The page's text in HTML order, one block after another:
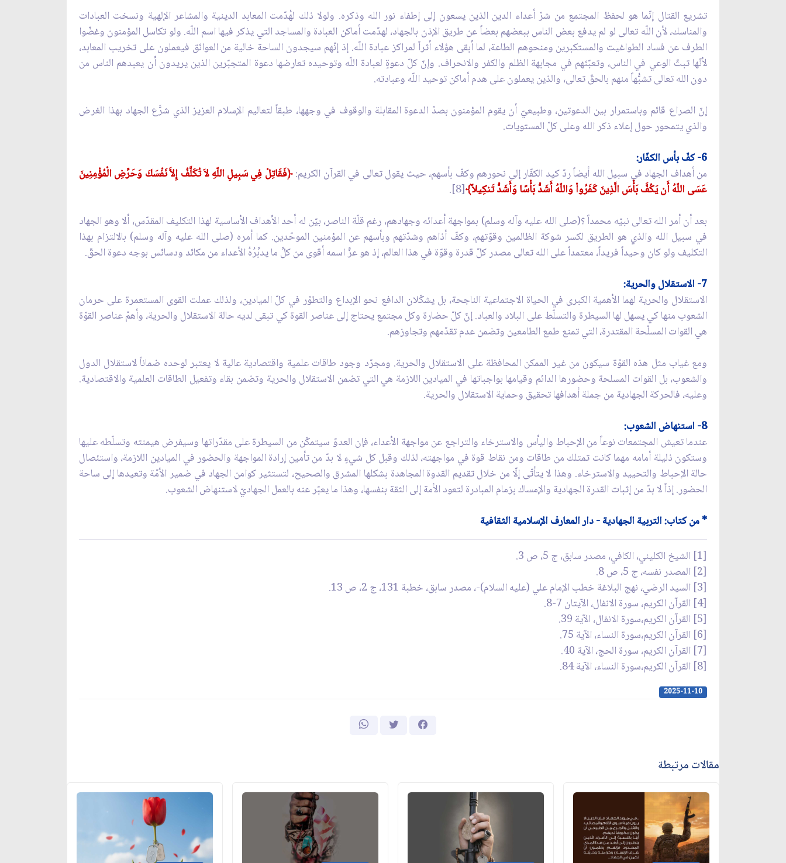
تشريع القتال إنّما هو لحفظ المجتمع من شرّ أعداء الدين الذين يسعون إلى إطفاء نور الله وذكره. ولولا ذلك لهُدّمت المعابد الدينية والمشاعر الإلهية ونسخت العبادات
والمناسك، لأن اللّه تعالى لو لم يدفع بعض الناس ببعضهم بعضاً عن طريق الإذن بالجهاد، لهدّمت أماكن العبادة والمساجد التي يذكر فيها اسم اللّه. ولو تكاسل المؤمنون وغضّوا
الطرف عن فساد الطواغيت والمستكبرين ومنحوهم الطاعة، لما أبقى هؤلاء أثراً لمراكز عبادة اللّه. إذ إنّهم سيجدون الساحة خالية من العوائق فيعملون على تخريب المعابد،
لأنّها تبثّ الوعي في الناس، وتعبّئهم في مجابهة الظلم والكفر والانحراف. وإنّ كلّ دعوةٍ لعبادة اللّه وتوحيده تعارضها دعوة المتجبّرين الذين يريدون أن يعبدهم الناس من
دون الله تعالى تشبُّهاً منهم بالحقّ تعالى، والذين يعملون على هدم أماكن توحيد اللّه وعبادته.
إنّ الصراع قائم وباستمرار بين الدعوتين، وطبيعيّ أن يقوم المؤمنون بصدّ الدعوة المقابلة والوقوف في وجهها، طبقاً لتعاليم الإسلام العزيز الذي شرَّع الجهاد بهذا الغرض
والذي يتمحور حول إعلاء ذكر الله وعلى كلّ المستويات.
6- كفّ بأس الكفّار:
من أهداف الجهاد في سبيل الله أيضاً ردّ كيد الكفّار إلى نحورهم وكفّ بأسهم، حيث يقول تعالى في القرآن الكريم:﴿فَقَاتِلْ فِي سَبِيلِ اللّهِ لاَ تُكَلَّفُ إِلاَّ نَفْسَكَ وَحَرِّضِ الْمُؤْمِنِينَ
عَسَى اللّهُ أَن يَكُفَّ بَأْسَ الَّذِينَ كَفَرُواْ وَاللّهُ أَشَدُّ بَأْسًا وَأَشَدُّ تَنكِيلاً﴾[8].
بعد أن أمر الله تعالى نبيّه محمداً ؟(صلى الله عليه وآله وسلم) بمواجهة أعدائه وجهادهم، رغم قلّة الناصر، بيّن له أحد الأهداف الأساسية لهذا التكليف المقدّس، ألا وهو الجهاد
في سبيل الله والذي هو الطريق لكسر شوكة الظالمين وقوّتهم، وكفّ أذاهم وشدّتهم وبأسهم عن المؤمنين الموحّدين. كما أمره (صلى الله عليه وآله وسلم) بالالتزام بهذا
التكليف ولو كان وحيداً فريداً، معتمداً على الله تعالى مصدر كلّ قدرة وقوّة في هذا العالم، إذ هو عزَّ اسمه أقوى من كلِّ ما يدبِّرُهُ الأعداء من مكائد ودسائس بوجه دعوة الحقّ.
7- الاستقلال والحرية:
الاستقلال والحرية لهما الأهمية الكبرى في الحياة الاجتماعية الناجحة، بل يشكّلان الدافع نحو الإبداع والتطوّر في كلّ الميادين، ولذلك عملت القوى المستعمرة على حرمان
الشعوب منها كي يسهل لها السيطرة والتسلّط على البلاد والعباد. إنّ كلّ حضارة وكل مجتمع يحتاج إلى عناصر القوة كي تبقى لديه حالة الاستقلال والحرية، وأهمّ عناصر القوّة
هي القوات المسلّحة المقتدرة، التي تمنع طمع الطامعين وتضمن عدم تقدّمهم وتجاوزهم.
ومع غياب مثل هذه القوّة سيكون من غير الممكن المحافظة على الاستقلال والحرية. ومجرّد وجود طاقات علمية واقتصادية عالية لا يعتبر لوحده ضماناً لاستقلال الدول
والشعوب، بل القوات المسلحة وحضورها الدائم وقيامها بواجباتها في الميادين اللازمة هي التي تضمن الاستقلال والحرية وتضمن بقاء وتفعيل الطاقات العلمية والاقتصادية.
وعليه، فالحركة الجهادية من جملة أهدافها تحقيق وحماية الاستقلال والحرية.
8- استنهاض الشعوب:
عندما تعيش المجتمعات نوعاً من الإحباط واليأس والاسترخاء والتراجع عن مواجهة الأعداء، فإن العدوّ سيتمكّن من السيطرة على مقدّراتها وسيفرض هيمنته وتسلّطه عليها
وستكون ذليلة أمامه مهما كانت تمتلك من طاقات ومن نقاط قوة في مواجهته، لذلك وقبل كل شي‏ءٍ لا بدّ من تأمين إرادة المواجهة والحضور في الميادين اللازمة، واستئصال
حالة الإحباط والتحييد والاسترخاء. وهذا لا يتأتّى إلّا من خلال تقديم القدوة المجاهدة بشكلها المشرق والصحيح، لتستثير كوامن الجهاد في ضمير الأمّة وتعيدها إلى ساحة
الحضور. إذاً لا بدّ من إثبات القدرة الجهادية والإمساك بزمام المبادرة لتعود الأمة إلى الثقة بنفسها، وهذا ما يعبّر عنه بالعمل الجهاديّ لاستنهاض الشعوب.
* من كتاب: التربية الجهادية - دار المعارف الإسلامية الثقافية
[1] الشيخ الكليني، الكافي، مصدر سابق، ج 5، ص 3.
[2] المصدر نفسه، ج 5، ص 8.
[3] السيد الرضي، نهج البلاغة خطب الإمام علي (عليه السلام)-، مصدر سابق، خطبة 131، ج 2، ص 13.
[4] القرآن الكريم، سورة الانفال، الآيتان 7-8.
[5] القرآن الكريم،سورة الانفال، الآية 39.
[6] القرآن الكريم،سورة النساء، الآية 75.
[7] القرآن الكريم، سورة الحج، الآية 40.
[8] القرآن الكريم،سورة النساء، الآية 84.
2025-11-10
مقالات مرتبطة